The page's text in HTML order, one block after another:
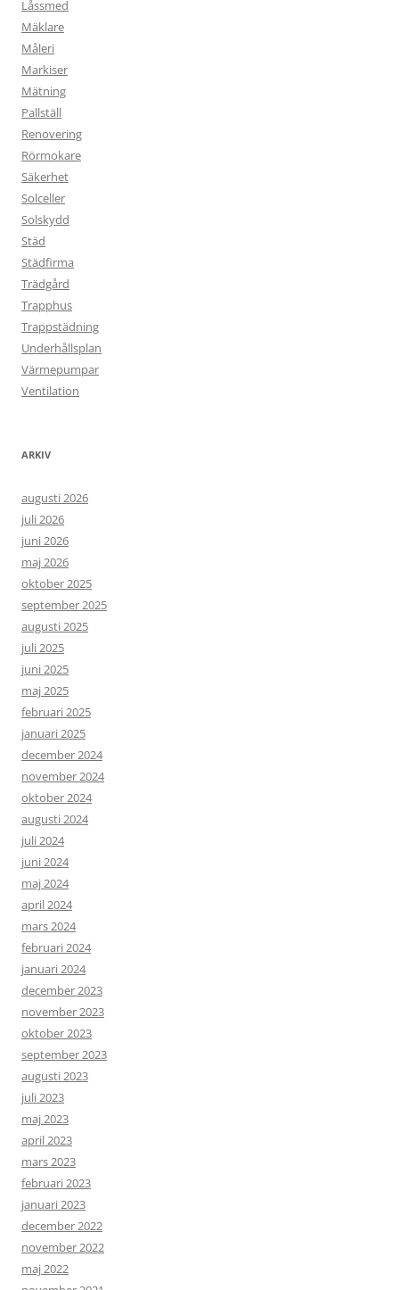
Låssmed
Mäklare
Måleri
Markiser
Mätning
Pallställ
Renovering
Rörmokare
Säkerhet
Solceller
Solskydd
Städ
Städfirma
Trädgård
Trapphus
Trappstädning
Underhållsplan
Värmepumpar
Ventilation
ARKIV
augusti 2026
juli 2026
juni 2026
maj 2026
oktober 2025
september 2025
augusti 2025
juli 2025
juni 2025
maj 2025
februari 2025
januari 2025
december 2024
november 2024
oktober 2024
augusti 2024
juli 2024
juni 2024
maj 2024
april 2024
mars 2024
februari 2024
januari 2024
december 2023
november 2023
oktober 2023
september 2023
augusti 2023
juli 2023
maj 2023
april 2023
mars 2023
februari 2023
januari 2023
december 2022
november 2022
maj 2022